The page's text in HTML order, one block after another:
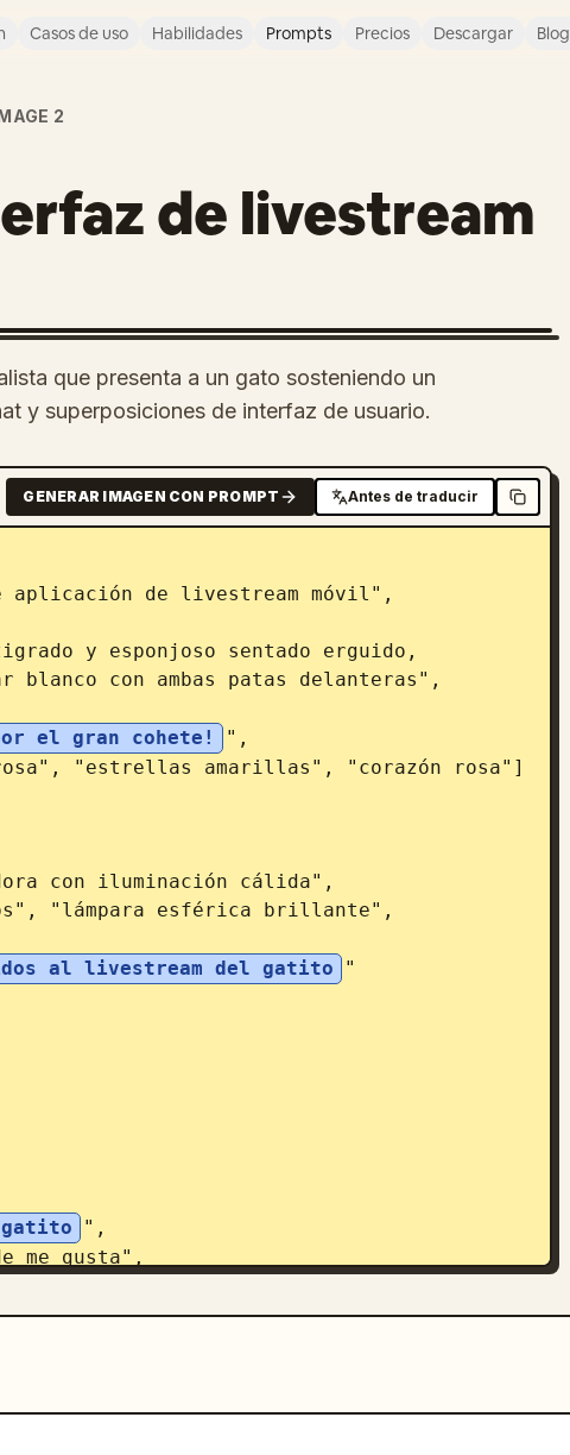
Casos de uso Habilidades Prompts Precios Descargar Blog
2
de livestream
que presenta a un gato sosteniendo un
y superposiciones de interfaz de usuario.
GENERAR IMAGEN CON PROMPT Antes de traducir
con ambas patas delanteras",
el gran cohete!
",
al livestream del gatito
"
gatito
",